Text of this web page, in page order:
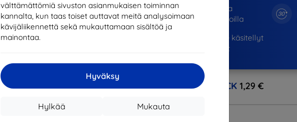
välttämättömiä sivuston asianmukaisen toiminnan
kannalta, kun taas toiset auttavat meitä analysoimaan
kävijäliikennettä sekä mukauttamaan sisältöä ja
mainontaa.
Hyväksy
Mukauta
Hylkää
vuotta
markkinoilla
819530+käsitellyt
tilaukset
CASHBACK 1,29 €